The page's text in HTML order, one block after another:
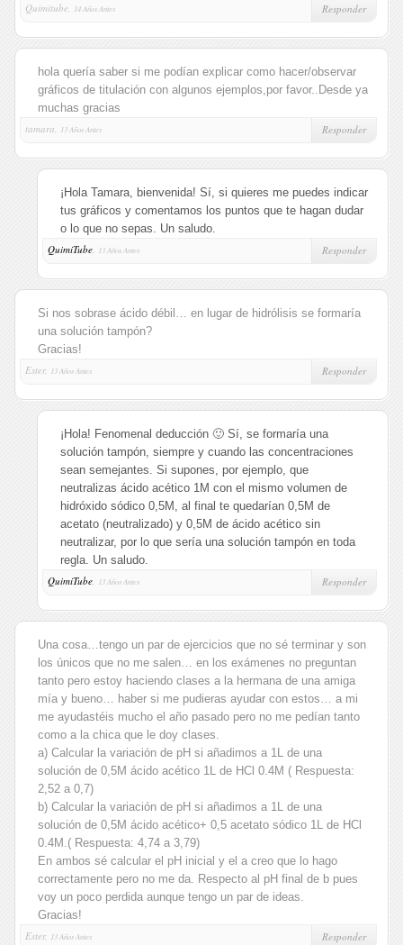
Quimitube,
14 Años Antes Responder
hola quería saber si me podían explicar como hacer/observar
gráficos de titulación con algunos ejemplos,por favor..Desde ya
muchas gracias
tamara,
13 Años Antes Responder
¡Hola Tamara, bienvenida! Sí, si quieres me puedes indicar
tus gráficos y comentamos los puntos que te hagan dudar
o lo que no sepas. Un saludo.
QuimiTube, 13 Años Antes Responder
Si nos sobrase ácido débil… en lugar de hidrólisis se formaría
una solución tampón?
Gracias!
Ester, 13 Años Antes Responder
¡Hola! Fenomenal deducción 🙂 Sí, se formaría una
solución tampón, siempre y cuando las concentraciones
sean semejantes. Si supones, por ejemplo, que
neutralizas ácido acético 1M con el mismo volumen de
hidróxido sódico 0,5M, al final te quedarían 0,5M de
acetato (neutralizado) y 0,5M de ácido acético sin
neutralizar, por lo que sería una solución tampón en toda
regla. Un saludo.
QuimiTube, 13 Años Antes Responder
Una cosa…tengo un par de ejercicios que no sé terminar y son
los únicos que no me salen… en los exámenes no preguntan
tanto pero estoy haciendo clases a la hermana de una amiga
mía y bueno… haber si me pudieras ayudar con estos… a mi
me ayudastéis mucho el año pasado pero no me pedían tanto
como a la chica que le doy clases.
a) Calcular la variación de pH si añadimos a 1L de una
solución de 0,5M ácido acético 1L de HCl 0.4M ( Respuesta:
2,52 a 0,7)
b) Calcular la variación de pH si añadimos a 1L de una
solución de 0,5M ácido acético+ 0,5 acetato sódico 1L de HCl
0.4M.( Respuesta: 4,74 a 3,79)
En ambos sé calcular el pH inicial y el a creo que lo hago
correctamente pero no me da. Respecto al pH final de b pues
voy un poco perdida aunque tengo un par de ideas.
Gracias!
Ester, 13 Años Antes Responder